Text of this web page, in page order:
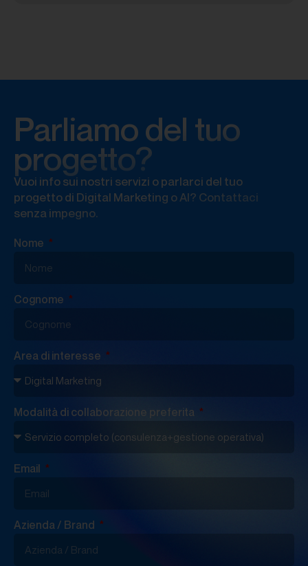
Parliamo del tuo
progetto?
Vuoi info sui nostri servizi o parlarci del tuo
progetto di Digital Marketing o AI? Contattaci
senza impegno.
Nome
Cognome
Area di interesse
Modalità di collaborazione preferita
Email
Azienda / Brand